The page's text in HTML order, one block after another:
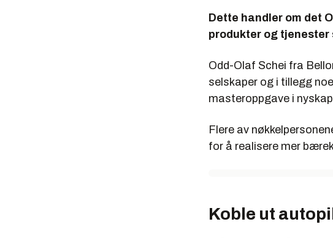
Dette handler om det
produkter og tjenester
Odd-Olaf Schei fra
selskaper og i tillegg
masteroppgave i
Flere av
for å realisere mer
Koble ut